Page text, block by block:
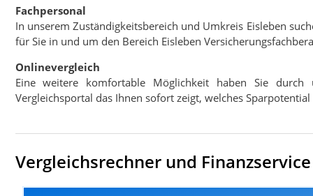
Fachpersonal
In unserem Zuständigkeitsbereich und Umkreis Eisleben
für Sie in und um den Bereich Eisleben
Onlinevergleich
Eine weitere komfortable Möglichkeit haben Sie
Vergleichsportal das Ihnen sofort zeigt, welches
Vergleichsrechner und